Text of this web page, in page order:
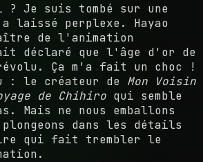
? Je suis tombé sur une
laissé perplexe. Hayao
de l'animation
déclaré que l'âge d'or de
Ça m'a fait un choc !
: le créateur de Mon Voisin
de Chihiro qui semble
Mais ne nous emballons
dans les détails
qui fait trembler le